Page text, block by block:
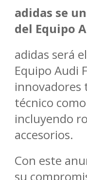
adidas se
del Equipo
adidas será
Equipo Audi
innovadores
técnico
incluyendo
accesorios.
Con este
su